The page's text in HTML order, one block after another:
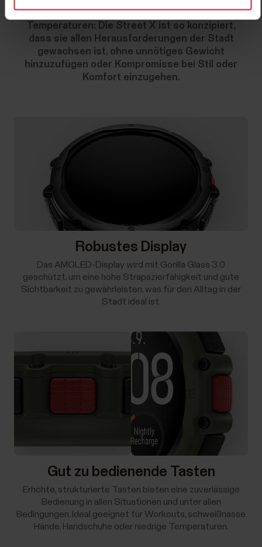
zu extremen Wetterbedingungen und
Temperaturen: Die Street X ist so konzipiert,
dass sie allen Herausforderungen der Stadt
gewachsen ist, ohne unnötiges Gewicht
hinzuzufügen oder Kompromisse bei Stil oder
Komfort einzugehen.
Robustes Display
Das AMOLED-Display wird mit Gorilla Glass 3.0
geschützt, um eine hohe Strapazierfähigkeit und gute
Sichtbarkeit zu gewährleisten, was für den Alltag in der
Stadt ideal ist.
Gut zu bedienende Tasten
Erhöhte, strukturierte Tasten bieten eine zuverlässige
Bedienung in allen Situationen und unter allen
Bedingungen. Ideal geeignet für Workouts, schweißnasse
Hände, Handschuhe oder niedrige Temperaturen.